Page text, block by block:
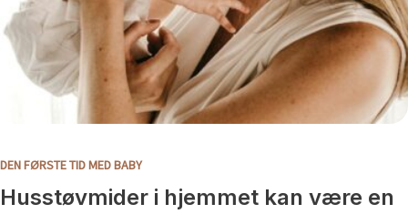
DEN FØRSTE TID MED BABY
Husstøvmider i hjemmet kan være en